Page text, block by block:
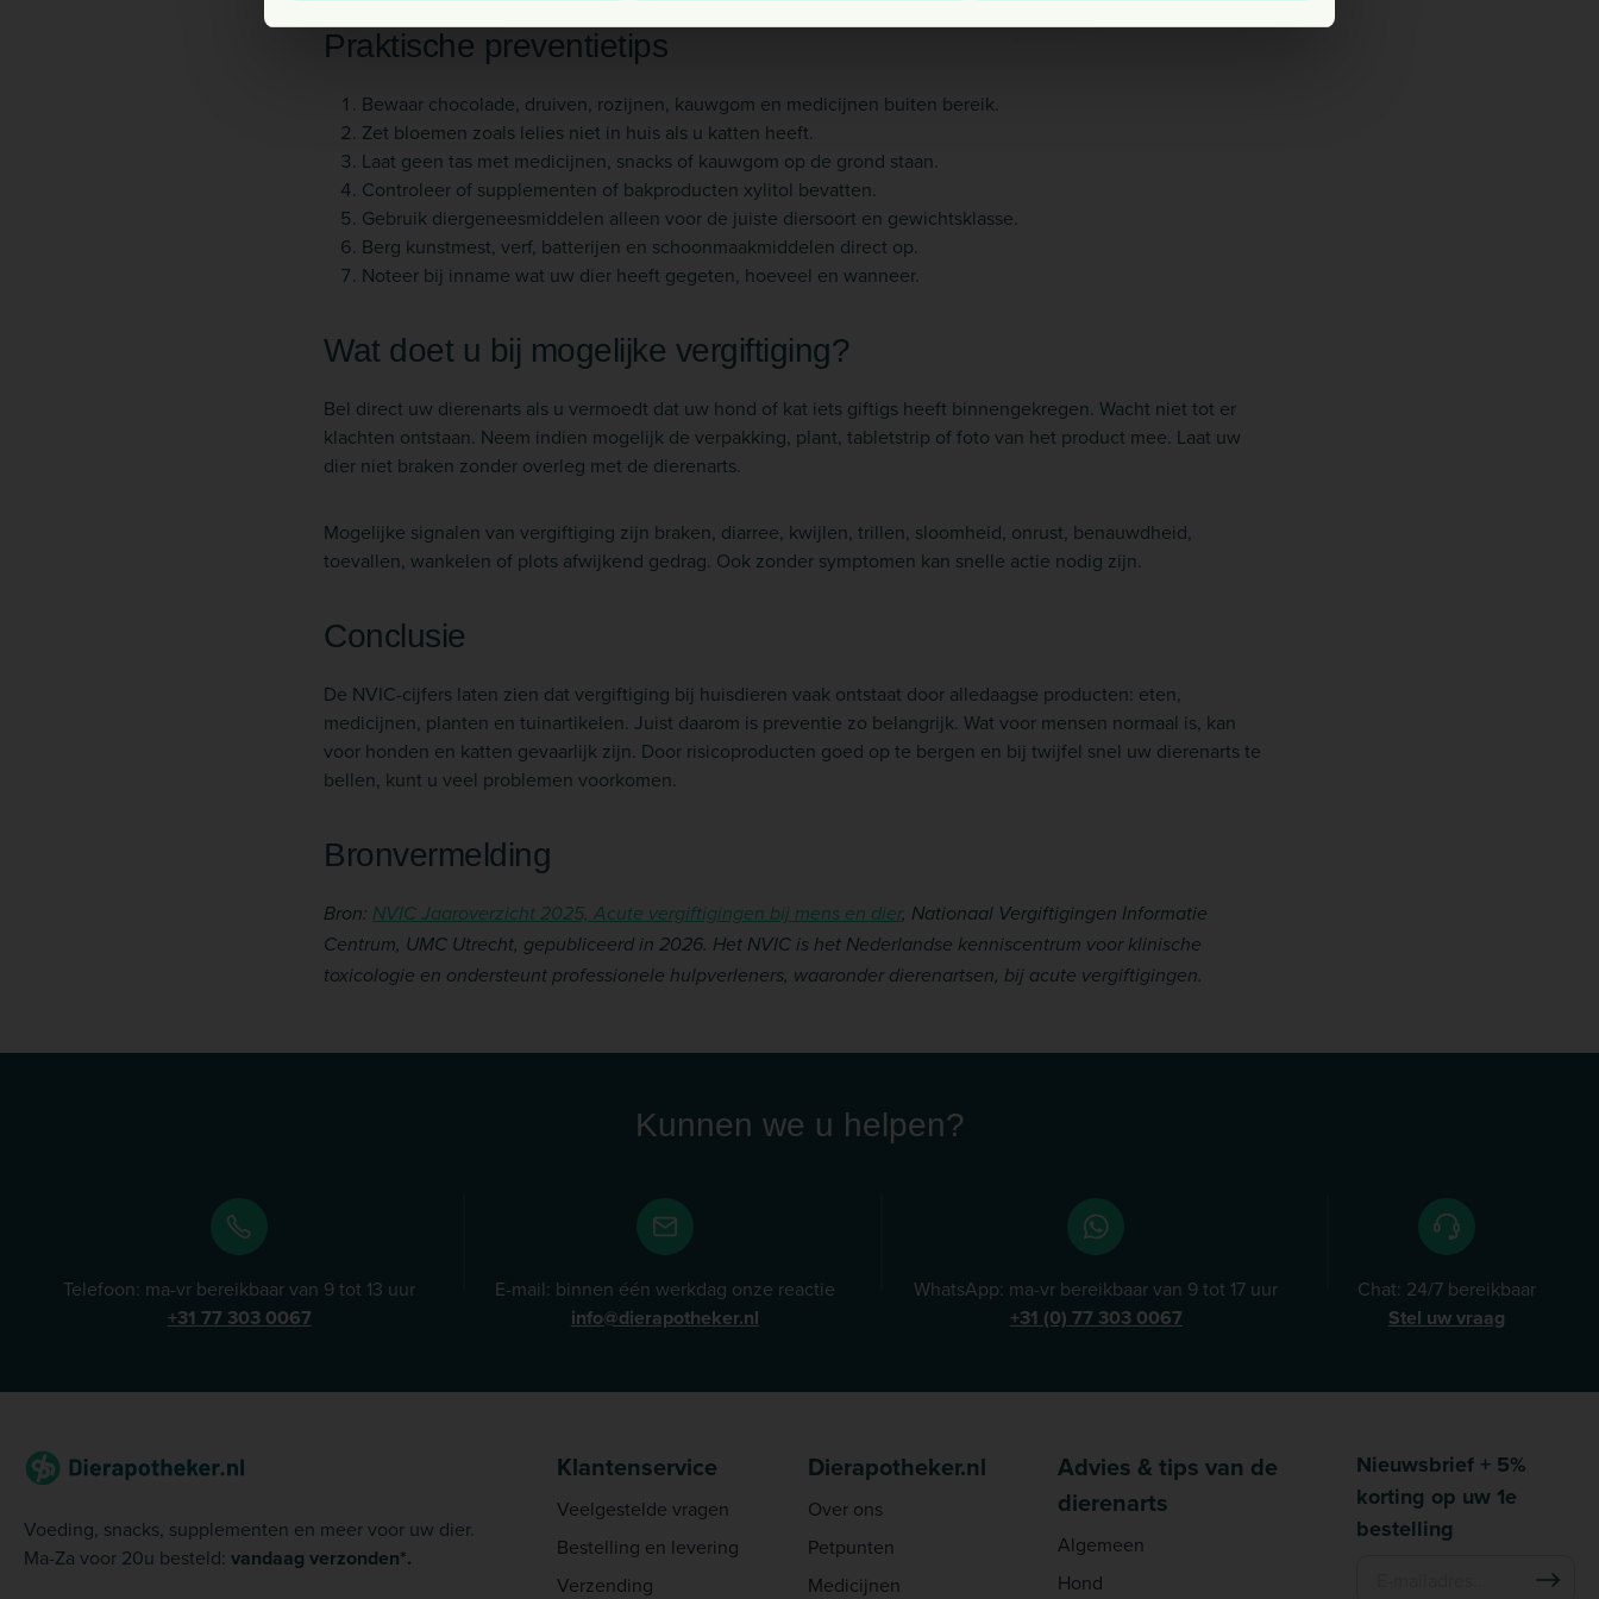
Praktische preventietips
Bewaar chocolade, druiven, rozijnen, kauwgom en medicijnen buiten bereik.
Zet bloemen zoals lelies niet in huis als u katten heeft.
Laat geen tas met medicijnen, snacks of kauwgom op de grond staan.
Controleer of supplementen of bakproducten xylitol bevatten.
Gebruik diergeneesmiddelen alleen voor de juiste diersoort en gewichtsklasse.
Berg kunstmest, verf, batterijen en schoonmaakmiddelen direct op.
Noteer bij inname wat uw dier heeft gegeten, hoeveel en wanneer.
Wat doet u bij mogelijke vergiftiging?
Bel direct uw dierenarts als u vermoedt dat uw hond of kat iets giftigs heeft binnengekregen. Wacht niet tot er
klachten ontstaan. Neem indien mogelijk de verpakking, plant, tabletstrip of foto van het product mee. Laat uw
dier niet braken zonder overleg met de dierenarts.
Mogelijke signalen van vergiftiging zijn braken, diarree, kwijlen, trillen, sloomheid, onrust, benauwdheid,
toevallen, wankelen of plots afwijkend gedrag. Ook zonder symptomen kan snelle actie nodig zijn.
Conclusie
De NVIC-cijfers laten zien dat vergiftiging bij huisdieren vaak ontstaat door alledaagse producten: eten,
medicijnen, planten en tuinartikelen. Juist daarom is preventie zo belangrijk. Wat voor mensen normaal is, kan
voor honden en katten gevaarlijk zijn. Door risicoproducten goed op te bergen en bij twijfel snel uw dierenarts te
bellen, kunt u veel problemen voorkomen.
Bronvermelding
Bron: NVIC Jaaroverzicht 2025, Acute vergiftigingen bij mens en dier, Nationaal Vergiftigingen Informatie
Centrum, UMC Utrecht, gepubliceerd in 2026. Het NVIC is het Nederlandse kenniscentrum voor klinische
toxicologie en ondersteunt professionele hulpverleners, waaronder dierenartsen, bij acute vergiftigingen.
Kunnen we u helpen?
Telefoon: ma-vr bereikbaar van 9 tot 13 uur
+31 77 303 0067
E-mail: binnen één werkdag onze reactie
info@dierapotheker.nl
WhatsApp: ma-vr bereikbaar van 9 tot 17 uur
+31 (0) 77 303 0067
Chat: 24/7 bereikbaar
Stel uw vraag
Voeding, snacks, supplementen en meer voor uw dier.
Ma-Za voor 20u besteld: vandaag verzonden*.
Klantenservice
Veelgestelde vragen
Bestelling en levering
Verzending
Dierapotheker.nl
Over ons
Petpunten
Medicijnen
Advies & tips van de
dierenarts
Algemeen
Hond
Nieuwsbrief + 5%
korting op uw 1e
bestelling